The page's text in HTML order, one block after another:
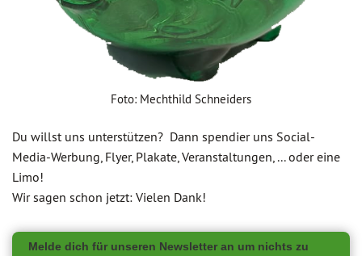
Foto: Mechthild Schneiders
Du willst uns unterstützen? Dann spendier uns Social-
Media-Werbung, Flyer, Plakate, Veranstaltungen, ... oder eine
Limo!
Wir sagen schon jetzt: Vielen Dank!
Melde dich für unseren Newsletter an um nichts zu